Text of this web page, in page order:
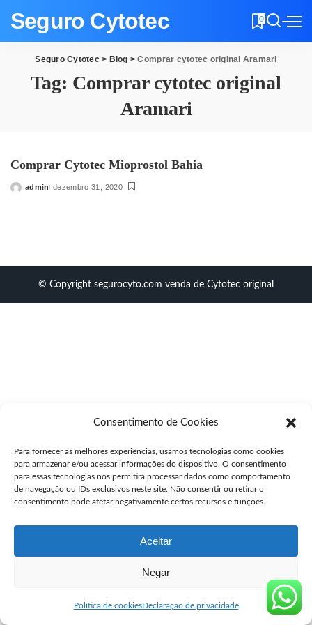
Consentimento de Cookies
Para fornecer as melhores experiências, usamos tecnologias como cookies
para armazenar e/ou acessar informações do dispositivo. O consentimento
para essas tecnologias nos permitirá processar dados como comportamento
de navegação ou IDs exclusivos neste site. Não consentir ou retirar o
consentimento pode afetar negativamente certos recursos e funções.
Aceitar
Negar
Política de cookiesDeclaração de privacidade
Seguro Cytotec 0
Seguro Cytotec> Blog >Comprar cytotec original Aramari
Tag: Comprar cytotec original
Aramari
Comprar Cytotec Mioprostol Bahia
Posted
admin dezembro 31, 2020
© Copyright segurocyto.com venda de Cytotec original